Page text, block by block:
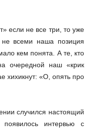
если не все три, то уже
всеми наша позиция
кем понята. А те, кто
очередной наш «крик
хихикнут: «О, опять про
случился настоящий
интервью с